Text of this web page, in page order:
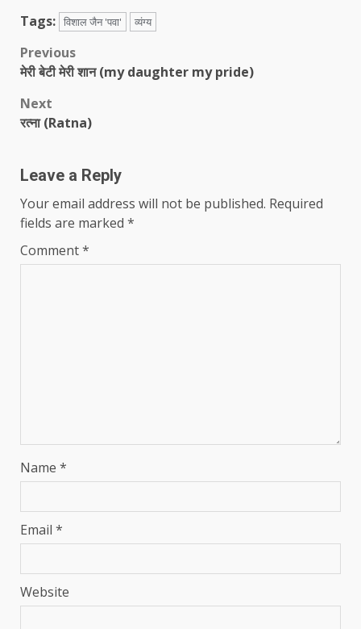
Tags: विशाल जैन 'पवा' व्यंग्य
Post
navigation
Previous
मेरी बेटी मेरी शान (my daughter my pride)
Next
रत्ना (Ratna)
Leave a Reply
Your email address will not be published. Required
fields are marked *
Comment*
Name *
Email *
Website